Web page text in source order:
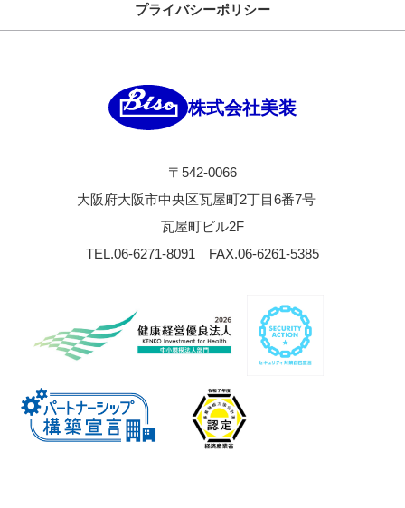
プライバシーポリシー
株式会社美装
〒542-0066
大阪府大阪市中央区瓦屋町2丁目6番7号
瓦屋町ビル2F
TEL.06-6271-8091 FAX.06-6261-5385